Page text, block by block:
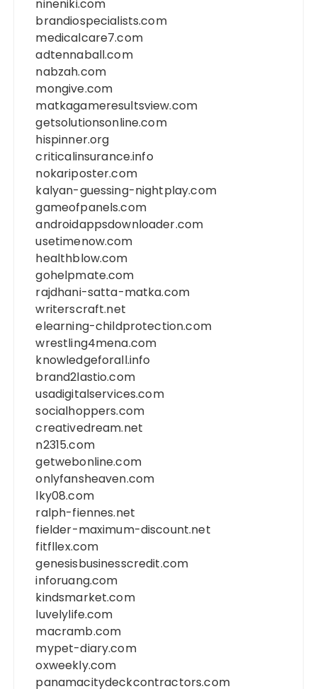
nineniki.com
brandiospecialists.com
medicalcare7.com
adtennaball.com
nabzah.com
mongive.com
matkagameresultsview.com
getsolutionsonline.com
hispinner.org
criticalinsurance.info
nokariposter.com
kalyan-guessing-nightplay.com
gameofpanels.com
androidappsdownloader.com
usetimenow.com
healthblow.com
gohelpmate.com
rajdhani-satta-matka.com
writerscraft.net
elearning-childprotection.com
wrestling4mena.com
knowledgeforall.info
brand2lastio.com
usadigitalservices.com
socialhoppers.com
creativedream.net
n2315.com
getwebonline.com
onlyfansheaven.com
lky08.com
ralph-fiennes.net
fielder-maximum-discount.net
fitfllex.com
genesisbusinesscredit.com
inforuang.com
kindsmarket.com
luvelylife.com
macramb.com
mypet-diary.com
oxweekly.com
panamacitydeckcontractors.com